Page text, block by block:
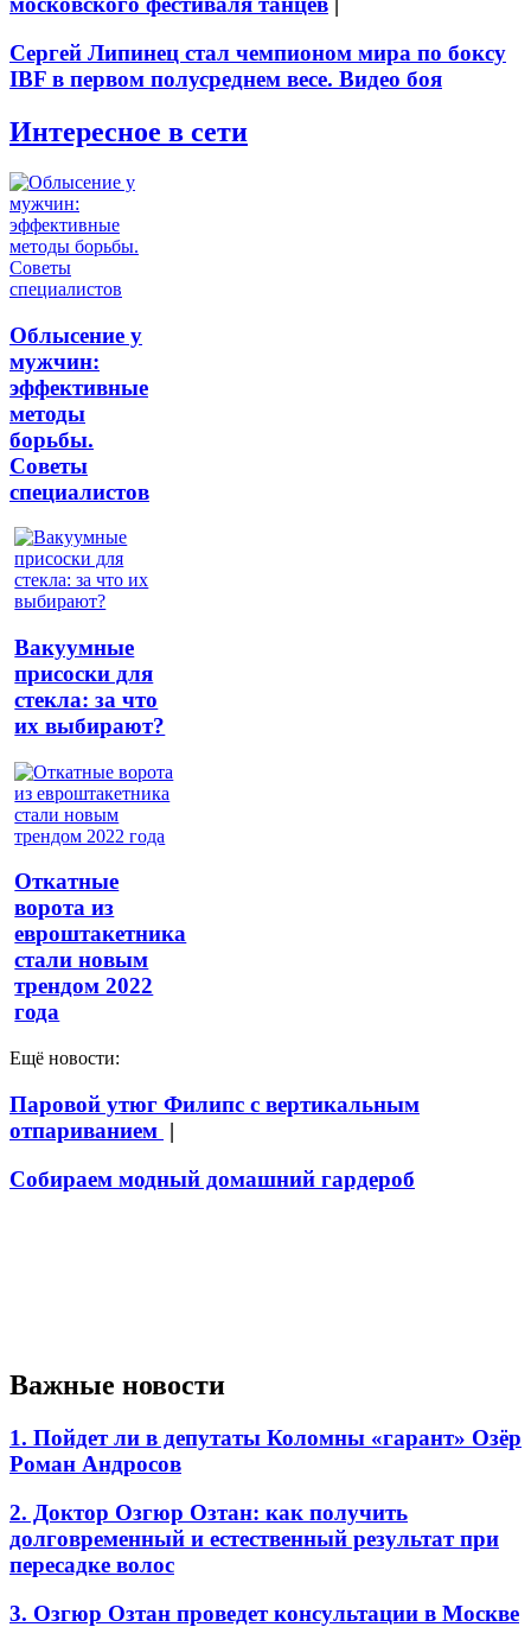
Сергей Липинец стал чемпионом мира по боксу
IBF в первом полусреднем весе. Видео боя
Интересное в сети
Облысение у
мужчин:
эффективные
методы
борьбы.
Советы
специалистов
Вакуумные
присоски для
стекла: за что
их выбирают?
Откатные
ворота из
евроштакетника
стали новым
трендом 2022
года
Ещё новости:
Паровой утюг Филипс с вертикальным
отпариванием |
Собираем модный домашний гардероб
Важные новости
1. Пойдет ли в депутаты Коломны «гарант» Озёр
Роман Андросов
2. Доктор Озгюр Озтан: как получить
долговременный и естественный результат при
пересадке волос
3. Озгюр Озтан проведет консультации в Москве